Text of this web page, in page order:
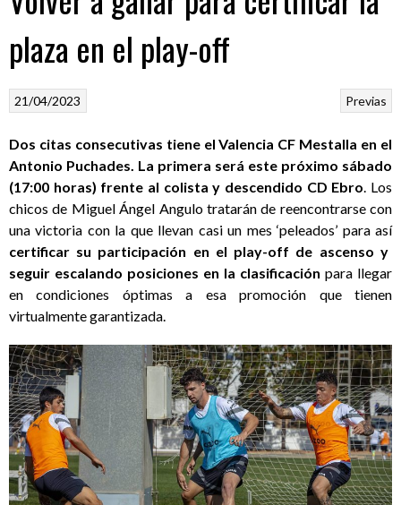
plaza en el play-off
Previas
21/04/2023
Dos citas consecutivas tiene el Valencia CF Mestalla en el
Antonio Puchades. La primera será este próximo sábado
(17:00 horas) frente al colista y descendido CD Ebro . Los
chicos de Miguel Ángel Angulo tratarán de reencontrarse con
una victoria con la que llevan casi un mes ‘peleados’ para así
certificar su participación en el play-off de ascenso y
seguir escalando posiciones en la clasificación para llegar
en condiciones óptimas a esa promoción que tienen
virtualmente garantizada.